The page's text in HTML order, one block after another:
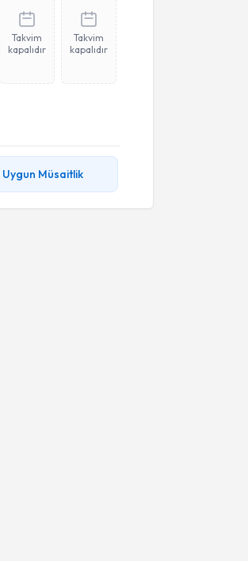
Takvim
kapalıdır
Takvim
kapalıdır
Uygun Müsaitlik